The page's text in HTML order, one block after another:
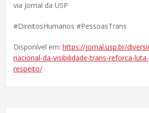
via Jornal da USP
#DireitosHumanos #PessoasTrans
Disponível em: https://jornal.usp.br/
nacional-da-visibilidade-trans-reforca-
respeito/